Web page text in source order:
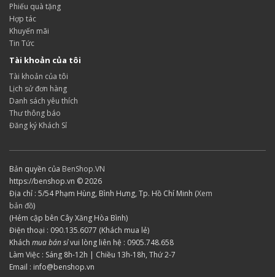
Phiếu quà tặng
Hợp tác
Khuyến mãi
Tin Tức
Tài khoản của tôi
Tài khoản của tôi
Lịch sử đơn hàng
Danh sách yêu thích
Thư thông báo
Đăng ký Khách Sỉ
Bản quyền của BenShop.VN
https://benshop.vn © 2026
Địa chỉ : 5/54 Phạm Hùng, Bình Hưng, Tp. Hồ Chí Minh (Xem
bản đồ)
(Hẻm cập bên Cây Xăng Hòa Bình)
Điện thoại : 090.135.6077 (Khách mua lẻ)
Khách mua bán sỉvui lòng liên hệ : 0905.748.658
Làm Việc : Sáng 8h-12h | Chiều 13h-18h, Thứ 2-7
Email : info@benshop.vn